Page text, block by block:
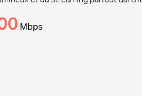
Mbps